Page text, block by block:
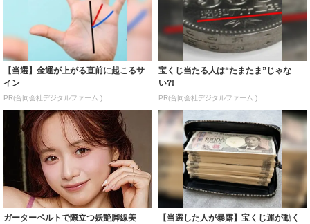
【当選】金運が上がる直前に起こるサ
イン
PR(合同会社デジタルファーム )
宝くじ当たる人は“たまたま”じゃな
い?!
PR(合同会社デジタルファーム )
ガーターベルトで際立つ妖艶脚線美
【当選した人が暴露】宝くじ運が動く